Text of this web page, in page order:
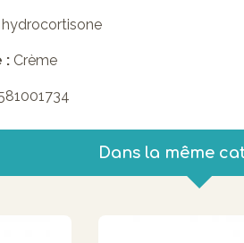
hydrocortisone
: Crème
Dans la même